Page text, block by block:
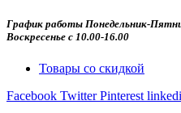
График работы Понедельник-
Воскресенье с 10.00-16.00
Товары со скидкой
Facebook Twitter Pinterest